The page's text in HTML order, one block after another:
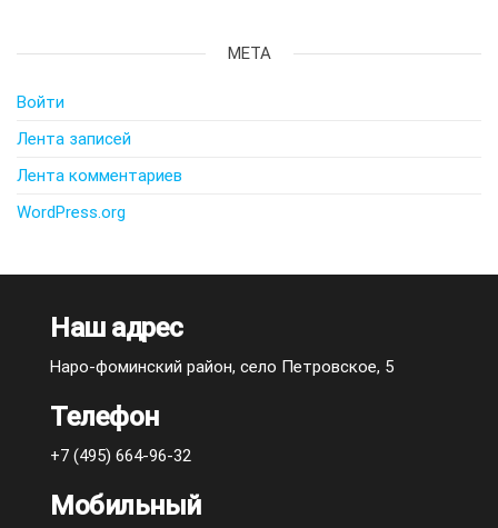
МЕТА
Войти
Лента записей
Лента комментариев
WordPress.org
Наш адрес
Наро-фоминский район, село Петровское, 5
Телефон
+7 (495) 664-96-32
Мобильный